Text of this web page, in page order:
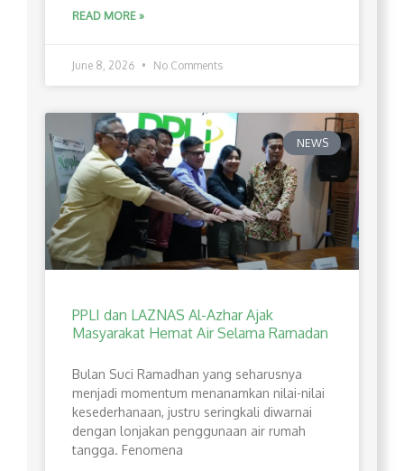
READ MORE »
June 8, 2026 No Comments
NEWS
PPLI dan LAZNAS Al-Azhar Ajak
Masyarakat Hemat Air Selama Ramadan
Bulan Suci Ramadhan yang seharusnya
menjadi momentum menanamkan nilai-nilai
kesederhanaan, justru seringkali diwarnai
dengan lonjakan penggunaan air rumah
tangga. Fenomena